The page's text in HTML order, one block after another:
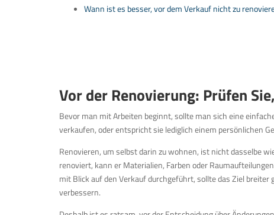
Wann ist es besser, vor dem Verkauf nicht zu
Vor der Renovierung: Prüfen
Bevor man mit Arbeiten beginnt, sollte man sich eine
verkaufen, oder entspricht sie lediglich einem persönlichen
Renovieren, um selbst darin zu wohnen, ist nicht dasselbe
renoviert, kann er Materialien, Farben oder
mit Blick auf den Verkauf durchgeführt, sollte das Ziel
verbessern.